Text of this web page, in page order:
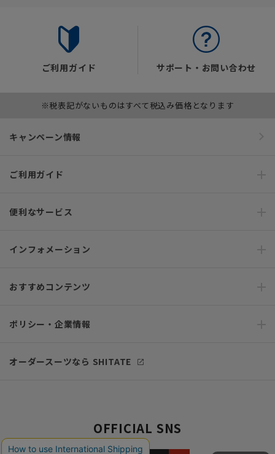
ご利用ガイド サポート・お問い合わせ
※税表記がないものはすべて税込み価格となります
キャンペーン情報
ご利用ガイド
便利なサービス
インフォメーション
おすすめコンテンツ
ポリシー・企業情報
オーダースーツなら SHITATE
OFFICIAL SNS